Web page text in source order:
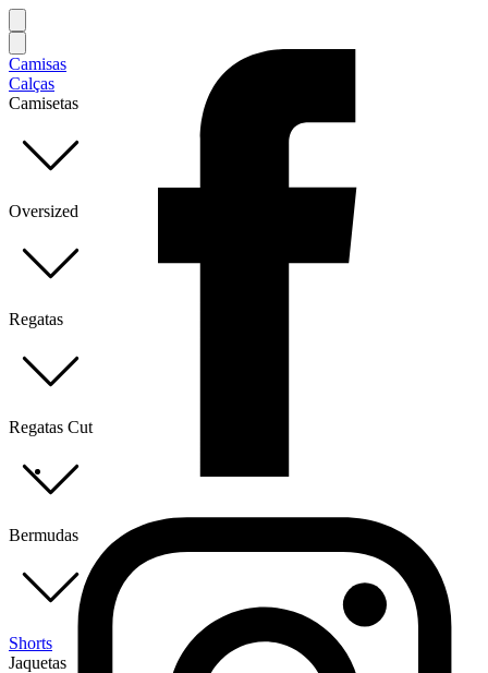
Camisas
Calças
Camisetas
Oversized
Regatas
Regatas Cut
Bermudas
Shorts
Jaquetas